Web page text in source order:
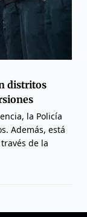
distritos
la Policía
Además, está
de la